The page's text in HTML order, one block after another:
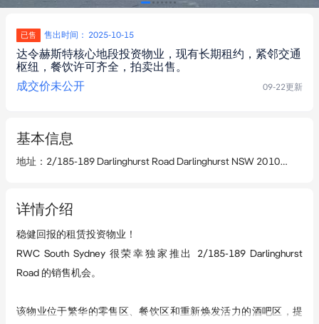
已售 售出时间： 2025-10-15
达令赫斯特核心地段投资物业，现有长期租约，紧邻交通
枢纽，餐饮许可齐全，拍卖出售。
成交价未公开
09-22更新
基本信息
地址 ： 2/185-189 Darlinghurst Road Darlinghurst NSW 2010
详情介绍
稳健回报的租赁投资物业！
RWC South Sydney 很荣幸独家推出 2/185-189 Darlinghurst
Road 的销售机会。
该物业位于繁华的零售区、餐饮区和重新焕发活力的酒吧区，提